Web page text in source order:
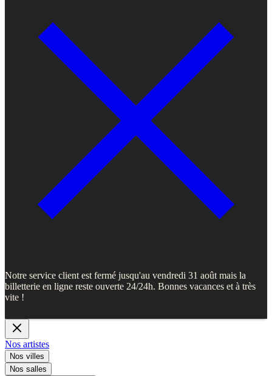
Notre service client est fermé jusqu'au vendredi 31 août mais la
billetterie en ligne reste ouverte 24/24h. Bonnes vacances et à très
vite !
Nos artistes
Nos villes
Nos salles